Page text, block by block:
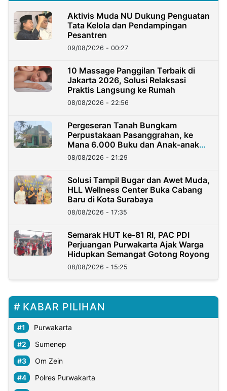
Aktivis Muda NU Dukung Penguatan
Tata Kelola dan Pendampingan
Pesantren
09/08/2026 - 00:27
10 Massage Panggilan Terbaik di
Jakarta 2026, Solusi Relaksasi
Praktis Langsung ke Rumah
08/08/2026 - 22:56
Pergeseran Tanah Bungkam
Perpustakaan Pasanggrahan, ke
Mana 6.000 Buku dan Anak-anak
Kini?
08/08/2026 - 21:29
Solusi Tampil Bugar dan Awet Muda,
HLL Wellness Center Buka Cabang
Baru di Kota Surabaya
08/08/2026 - 17:35
Semarak HUT ke-81 RI, PAC PDI
Perjuangan Purwakarta Ajak Warga
Hidupkan Semangat Gotong Royong
08/08/2026 - 15:25
KABAR PILIHAN
Purwakarta
Sumenep
Om Zein
Polres Purwakarta